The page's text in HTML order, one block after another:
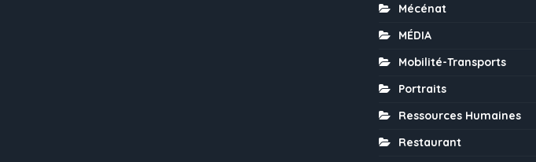
Mécénat
MÉDIA
Mobilité-Transports
Portraits
Ressources Humaines
Restaurant